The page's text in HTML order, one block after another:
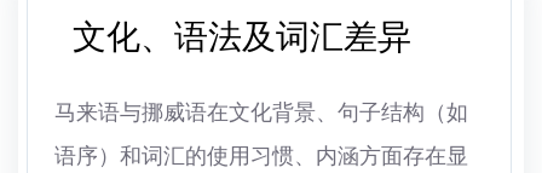
文化、语法及词汇差异
马来语与挪威语在文化背景、句子结构（如
语序）和词汇的使用习惯、内涵方面存在显